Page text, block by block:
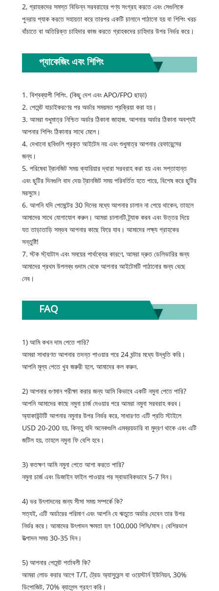
2, গ্রাহকদের সমস্ত বিভিন্ন সরবরাহের পণ্য সংগ্রহ করতে এবং সেগুলিকে
পুনরায় প্যাক করতে সহায়তা করে তারপর একটি চালানে পাঠানো হয় বা শিপিং খরচ
বাঁচাতে বা অতিরিক্ত চাহিদার কাজ করতে গ্রাহকদের চাহিদার উপর নির্ভর করে।
প্যাকেজিং এবং শিপিং
1. বিশ্বব্যাপী শিপিং. (কিছু দেশ এবং APO/FPO ছাড়া)
2. পেমেন্ট যাচাইকরণের পর অর্ডার সময়মত প্রক্রিয়া করা হয়।
3. আমরা শুধুমাত্র নিশ্চিত অর্ডার ঠিকানা জাহাজ. আপনার অর্ডার ঠিকানা অবশ্যই
আপনার শিপিং ঠিকানার সাথে মেলে।
4. দেখানো ছবিগুলি প্রকৃত আইটেম নয় এবং শুধুমাত্র আপনার রেফারেন্সের
জন্য।
5. পরিষেবা ট্রানজিট সময় ক্যারিয়ার দ্বারা সরবরাহ করা হয় এবং সপ্তাহান্ত
এবং ছুটির দিনগুলি বাদ দেয়৷ ট্রানজিট সময় পরিবর্তিত হতে পারে, বিশেষ করে ছুটির
মরসুমে।
6. আপনি যদি পেমেন্টের 30 দিনের মধ্যে আপনার চালান না পেয়ে থাকেন, তাহলে
আমাদের সাথে যোগাযোগ করুন। আমরা চালানটি ট্র্যাক করব এবং উত্তর দিয়ে
যত তাড়াতাড়ি সম্ভব আপনার কাছে ফিরে যাব। আমাদের লক্ষ্য গ্রাহকের
সন্তুষ্টি!
7. স্টক স্ট্যাটাস এবং সময়ের পার্থক্যের কারণে, আমরা দ্রুত ডেলিভারির জন্য
আমাদের প্রথম উপলব্ধ গুদাম থেকে আপনার আইটেমটি পাঠানোর জন্য বেছে
নেব।
FAQ
1) আমি কখন দাম পেতে পারি?
আমরা সাধারণত আপনার তদন্ত পাওয়ার পরে 24 ঘন্টার মধ্যে উদ্ধৃতি করি।
আপনি মূল্য পেতে খুব জরুরী হলে, আমাদের কল করুন.
2) আপনার গুণমান পরীক্ষা করার জন্য আমি কিভাবে একটি নমুনা পেতে পারি?
আপনি আমাদের কাছে নমুনা চার্জ দেওয়ার পরে আমরা নমুনা সরবরাহ করব।
অ্যাকাউন্টটি আপনার নমুনার উপর নির্ভর করে, সাধারণত এটি প্রতি স্টাইলে
USD 20-200 হয়, কিন্তু যদি অনেকগুলি এমব্রয়ডারি বা মুদ্রণ থাকে এবং এটি
জটিল হয়, তাহলে নমুনা ফি বেশি হবে।
3) কতক্ষণ আমি নমুনা পেতে আশা করতে পারি?
নমুনা চার্জ এবং ডিজাইন ফাইল পাওয়ার পর স্বাভাবিকভাবে 5-7 দিন।
4) ভর উৎপাদনের জন্য সীসা সময় সম্পর্কে কি?
সত্যই, এটি অর্ডারের পরিমাণ এবং আপনি যে ঋতুতে অর্ডার দেবেন তার উপর
নির্ভর করে। আমাদের উৎপাদন ক্ষমতা হল 100,000 পিসি/মাস। বেশিরভাগ
উত্পাদন সময় 30-35 দিন।
5) আপনার পেমেন্ট শর্তাবলী কি?
আমরা লোড করার আগে T/T, ট্রেড অ্যাসুরেন্স বা ওয়েস্টার্ন ইউনিয়ন, 30%
ডিপোজিট, 70% ব্যালেন্স গ্রহণ করি।